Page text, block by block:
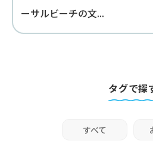
ーサルビーチの文...
タグで探
すべて